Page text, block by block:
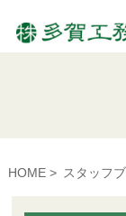
HOME スタッフ